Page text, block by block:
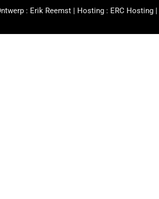
: Erik Reemst | Hosting : ERC Hosting |